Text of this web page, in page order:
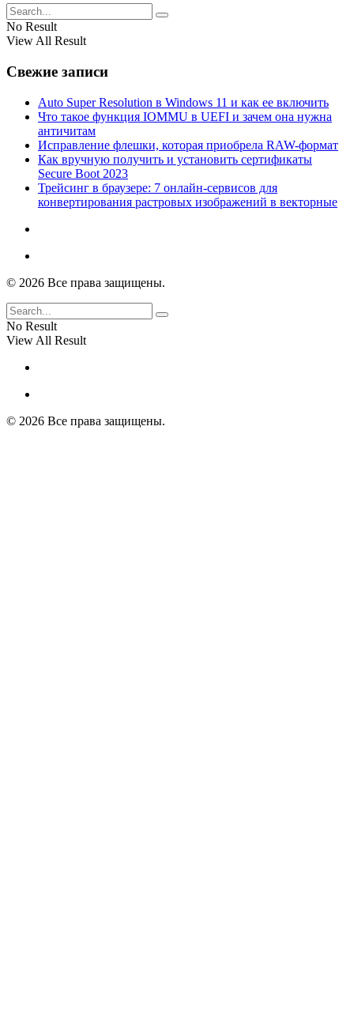
No Result
View All Result
Свежие записи
Auto Super Resolution в Windows 11 и как ее включить
Что такое функция IOMMU в UEFI и зачем она нужна
античитам
Исправление флешки, которая приобрела RAW-формат
Как вручную получить и установить сертификаты
Secure Boot 2023
Трейсинг в браузере: 7 онлайн-сервисов для
конвертирования растровых изображений в векторные
© 2026 Все права защищены.
No Result
View All Result
© 2026 Все права защищены.